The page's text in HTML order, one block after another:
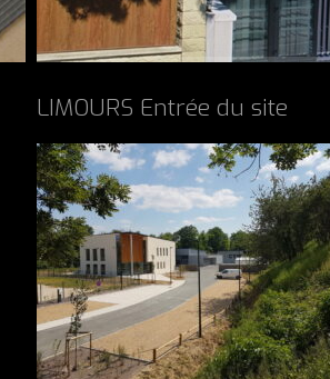
LIMOURS Entrée du site